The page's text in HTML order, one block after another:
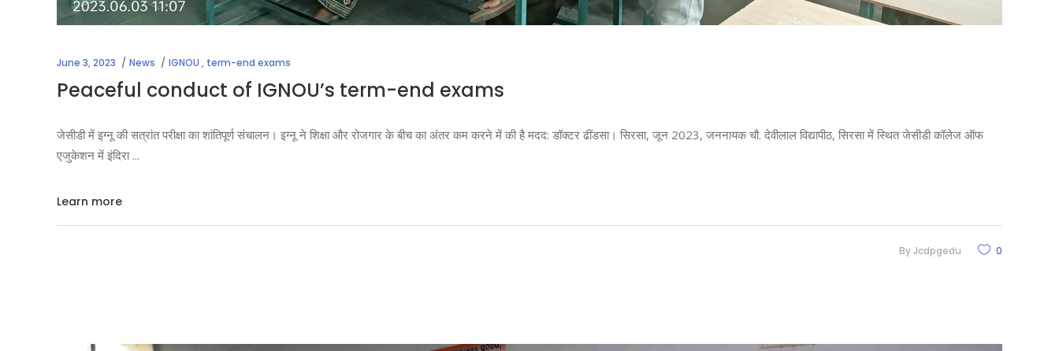
June 3, 2023 News IGNOU , term-end exams
Peaceful conduct of IGNOU’s term-end exams
जेसीडी में इग्नू की सत्रांत परीक्षा का शांतिपूर्ण संचालन। इग्नू ने शिक्षा और रोजगार के बीच का अंतर कम करने में की है मदद: डॉक्टर ढींडसा। सिरसा, जून 2023, जननायक चौ. देवीलाल विद्यापीठ, सिरसा में स्थित जेसीडी कॉलेज ऑफ
एजुकेशन में इंदिरा
Learn more
ByJcdpgedu 0